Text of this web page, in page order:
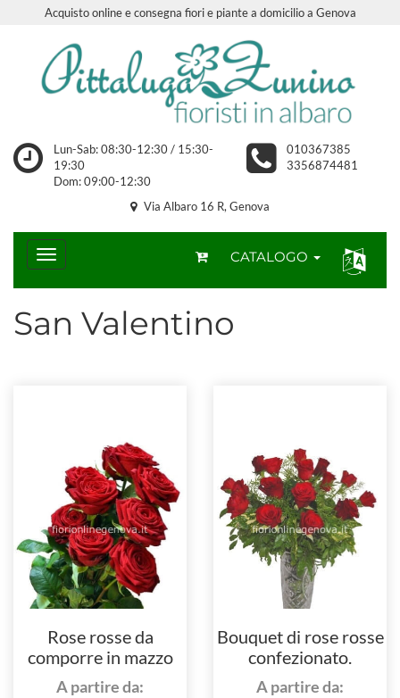
Acquisto online e consegna fiori e piante a domicilio a Genova
Lun-Sab: 08:30-12:30 / 15:30-
19:30
Dom: 09:00-12:30
010367385
3356874481
Via Albaro 16 R, Genova
CATALOGO
San Valentino
Rose rosse da
comporre in mazzo
per numero di steli.
A partire da:
Bouquet di rose rosse
confezionato.
A partire da: